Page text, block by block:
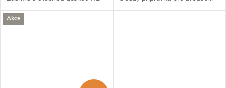
180.
ručního nářadí.
Akce